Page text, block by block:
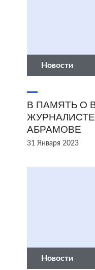
Новости
В ПАМЯТЬ О
АБРАМОВЕ
31 Января 2023
Новости